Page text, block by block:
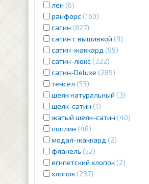
лен 6
ранфорс 160
сатин 827
сатин с вышивкой 9
сатин-жаккард
99
сатин-люкс 322
сатин-Deluxe 289
тенсел 53
шелк натуральный 3
шелк-сатин 1
жатый шелк-сатин 40
поплин 46
модал-жаккард
2
фланель 52
египетский хлопок 2
хлопок 237